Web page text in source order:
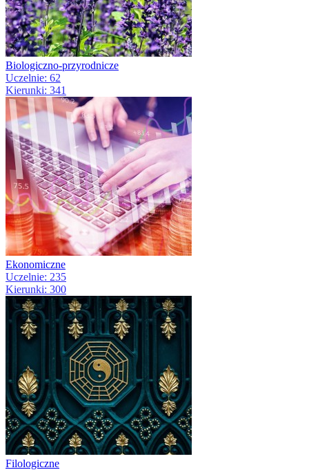
Biologiczno-przyrodnicze
Uczelnie: 62
Kierunki: 341
Ekonomiczne
Uczelnie: 235
Kierunki: 300
Filologiczne